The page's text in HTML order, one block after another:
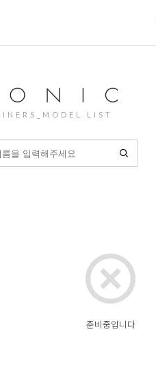
LIST
준비중입니다